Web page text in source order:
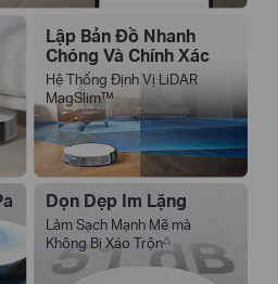
Lập Bản Đồ Nhanh
Chóng Và Chính Xác
Hệ Thống Định Vị LiDAR
MagSlim™
Dọn Dẹp Im Lặng
Làm Sạch Mạnh Mẽ mà
Không Bị Xáo Trộn△